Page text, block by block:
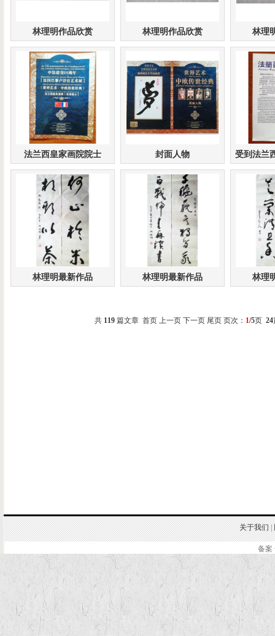
林理明作品欣赏 林理明作品欣赏 林理
法兰西皇家画院院士 封面人物 受到法兰
林理明最新作品 林理明最新作品 林理
共 119 篇文章 首页 上一页下一页 尾页 页次： 1/5页24
关于我们|
备案
.